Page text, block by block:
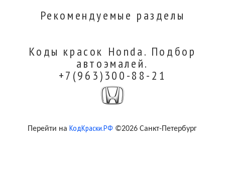
Рекомендуемые разделы
Коды красок Honda. Подбор
автоэмалей.
+7(963)300-88-21
Перейти на КодКраски.РФ ©2026 Санкт-Петербург